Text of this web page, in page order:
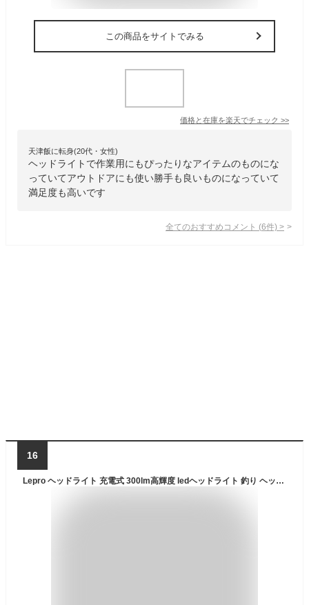
この商品をサイトでみる
価格と在庫を楽天でチェック >>
天津飯に転身(20代・女性)
ヘッドライトで作業用にもぴったりなアイテムのものにな
っていてアウトドアにも使い勝手も良いものになっていて
満足度も高いです
全てのおすすめコメント (6件) >
16
Lepro ヘッドライト 充電式 300lm高輝度 ledヘッドライト 釣り ヘッドランプ USB-C充電 登山 白＆赤 ledライト【5つ点灯モード/3時間満充電/実用点灯37時間】 防水 照射角度調整可 軽量 キャンプ 散歩 アウトドア 災害 停電用